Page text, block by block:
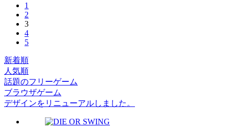
1
2
3
4
5
新着順
人気順
話題のフリーゲーム
ブラウザゲーム
デザインをリニューアルしました。